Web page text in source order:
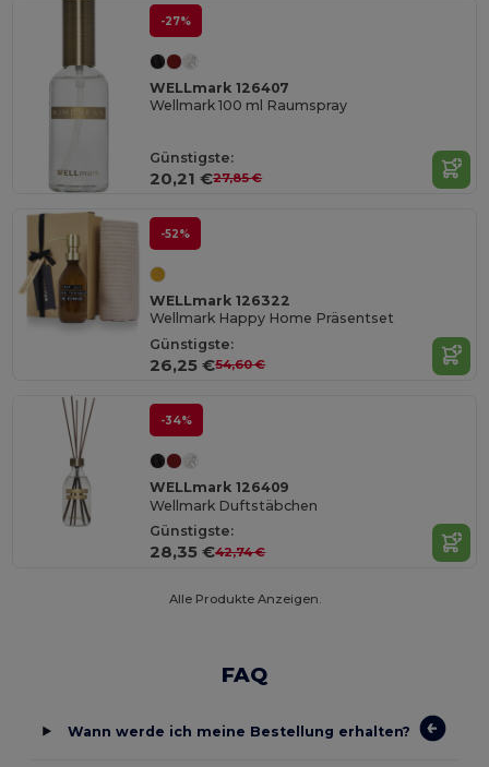
-27%
WELLmark 126407
Wellmark 100 ml Raumspray
Günstigste:
20,21 €27,85 €
-52%
WELLmark 126322
Wellmark Happy Home Präsentset
Günstigste:
26,25 €54,60 €
-34%
WELLmark 126409
Wellmark Duftstäbchen
Günstigste:
28,35 €42,74 €
Alle Produkte Anzeigen.
FAQ
Wann werde ich meine Bestellung erhalten?